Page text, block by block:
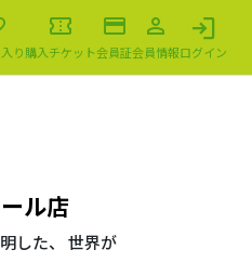
り購入チケット会員証会員情報ログイン
ル店
した、 世界が